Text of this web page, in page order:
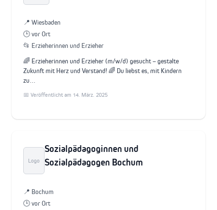
📍 Wiesbaden
🕒 vor Ort
📂 Erzieherinnen und Erzieher
🌈 Erzieherinnen und Erzieher (m/w/d) gesucht – gestalte
Zukunft mit Herz und Verstand! 🌈 Du liebst es, mit Kindern
zu…
📅 Veröffentlicht am 14. März. 2025
Logo
Sozialpädagoginnen und
Sozialpädagogen Bochum
📍 Bochum
🕒 vor Ort